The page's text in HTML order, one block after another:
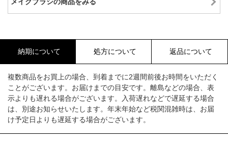
納期について 処方について 返品について
複数商品をお買上の場合、到着までに2週間前後お時間をいただく
ことがございます。お届けまでの目安です。離島などの場合、表
示よりも遅れる場合がございます。入荷遅れなどで遅延する場合
は、別途お知らせいたします。年末年始など税関混雑時は、お届
け予定日よりも遅延する場合がございます。